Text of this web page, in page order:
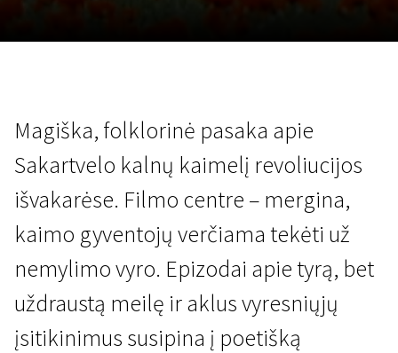
Magiška, folklorinė pasaka apie
Sakartvelo kalnų kaimelį revoliucijos
išvakarėse. Filmo centre – mergina,
kaimo gyventojų verčiama tekėti už
nemylimo vyro. Epizodai apie tyrą, bet
uždraustą meilę ir aklus vyresniųjų
įsitikinimus susipina į poetišką